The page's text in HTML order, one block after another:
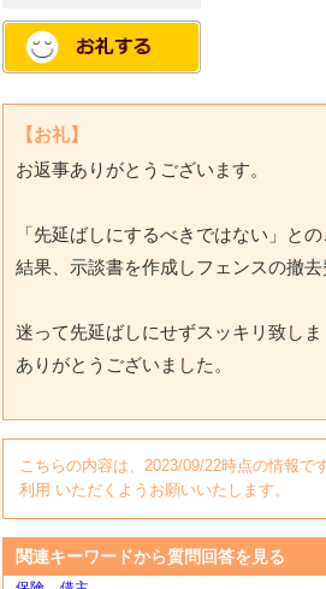
【お礼】
お返事ありがとうございます。
「先延ばしにするべきではない」と
結果、示談書を作成しフェンスの撤
迷って先延ばしにせずスッキリ致しま
ありがとうございました。
こちらの内容は、2023/09/22時点の情報
利用 いただくようお願いいたします。
関連キーワードから質問回答を見る